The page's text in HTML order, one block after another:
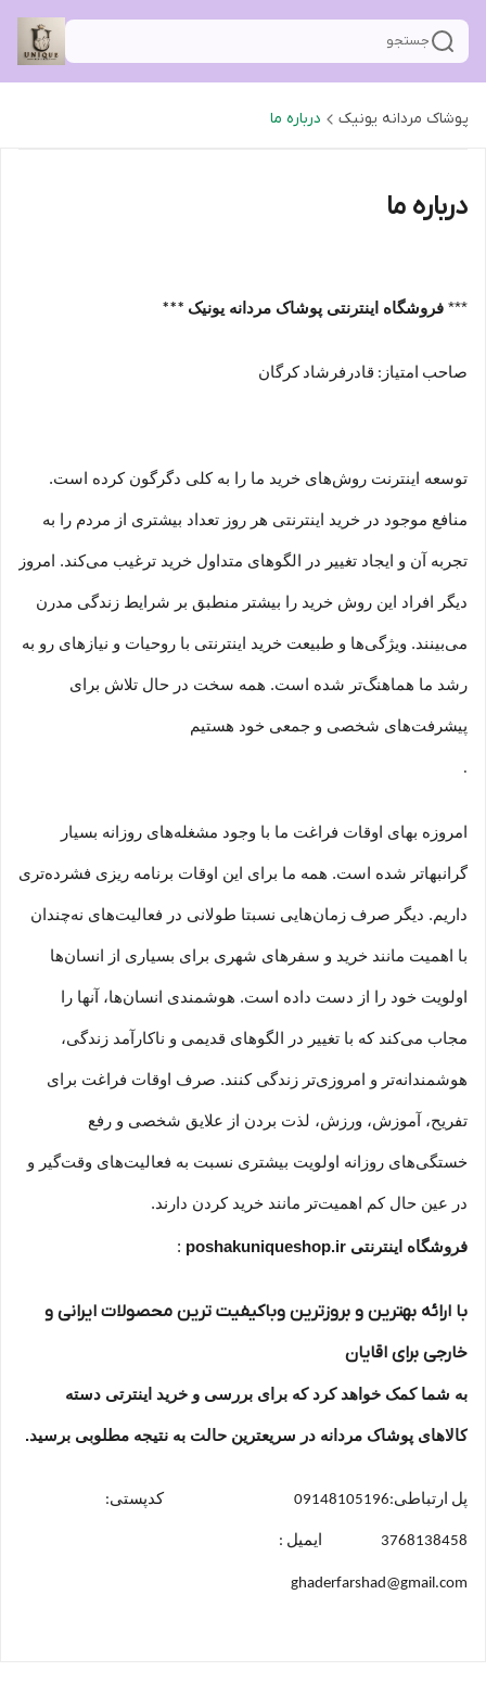
جستجو
پوشاک مردانه یونیک درباره ما
درباره ما
*** فروشگاه اینترنتی پوشاک مردانه یونیک ***
صاحب امتیاز: قادرفرشاد کرگان
توسعه اینترنت روش‌های خرید ما را به کلی دگرگون کرده است.
منافع موجود در خرید اینترنتی هر روز تعداد بیشتری از مردم را به
تجربه آن و ایجاد تغییر در الگوهای متداول خرید ترغیب می‏‌کند. امروز
دیگر افراد این روش خرید را بیشتر منطبق بر شرایط زندگی مدرن
می‏‏‏‌بینند. ویژگی‏‏‏‌ها و طبیعت خرید اینترنتی با روحیات و نیازهای رو به
رشد ما هماهنگ‏‏‌تر شده است. همه سخت در حال تلاش برای
پیشرفت‏‏‌های شخصی و جمعی خود هستیم
.
امروزه بهای اوقات فراغت ما با وجود مشغله‏‌های روزانه بسیار
گرانبها‌تر شده است. همه ما برای این اوقات برنامه ریزی فشرده‏‌تری
داریم. دیگر صرف زمان‌هایی نسبتا طولانی در فعالیت‏‌های نه‌چندان
با اهمیت مانند خرید و سفرهای شهری برای بسیاری از انسان‌ها
اولویت خود را از دست داده است. هوشمندی انسان‌ها، آنها را
مجاب می‏‌کند که با تغییر در الگوهای قدیمی و نا‏کارآمد زندگی،
هوشمندانه‏‌تر و امروزی‏‌تر زندگی کنند. صرف اوقات فراغت برای
تفریح، آموزش، ورزش، لذت بردن از علایق شخصی و رفع
خستگی‏‏‌های روزانه اولویت بیشتری نسبت به فعالیت‌‏‏‏های وقت‌گیر و
در عین حال کم اهمیت‏‏‏‌تر مانند خرید کردن دارند.
فروشگاه اینترنتی poshakuniqueshop.ir
:
با ارائه بهترین و بروزترین وباکیفیت ترین محصولات ایرانی و
خارجی برای اقایان
به شما کمک خواهد کرد که برای بررسی و خرید اینترتی دسته
کالاهای پوشاک مردانه در سریعترین حالت به نتیجه مطلوبی برسید.
پل ارتباطی:09148105196 کدپستی:
3768138458 ایمیل :
ghaderfarshad@gmail.com